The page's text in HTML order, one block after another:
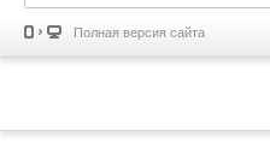
Полная версия сайта